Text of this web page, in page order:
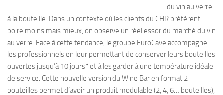
du vin au verre
à la bouteille. Dans un contexte où les clients du CHR préfèrent
boire moins mais mieux, on observe un réel essor du marché du vin
au verre. Face à cette tendance, le groupe EuroCave accompagne
les professionnels en leur permettant de conserver leurs bouteilles
ouvertes jusqu’à 10 jours* et à les garder à une température idéale
de service. Cette nouvelle version du Wine Bar en format 2
bouteilles permet d’avoir un produit modulable (2, 4, 6… bouteilles),